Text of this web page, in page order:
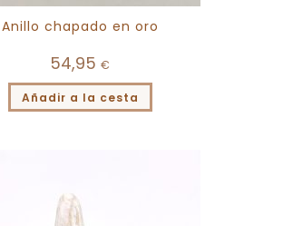
Anillo chapado en oro
54,95 €
Añadir a la cesta